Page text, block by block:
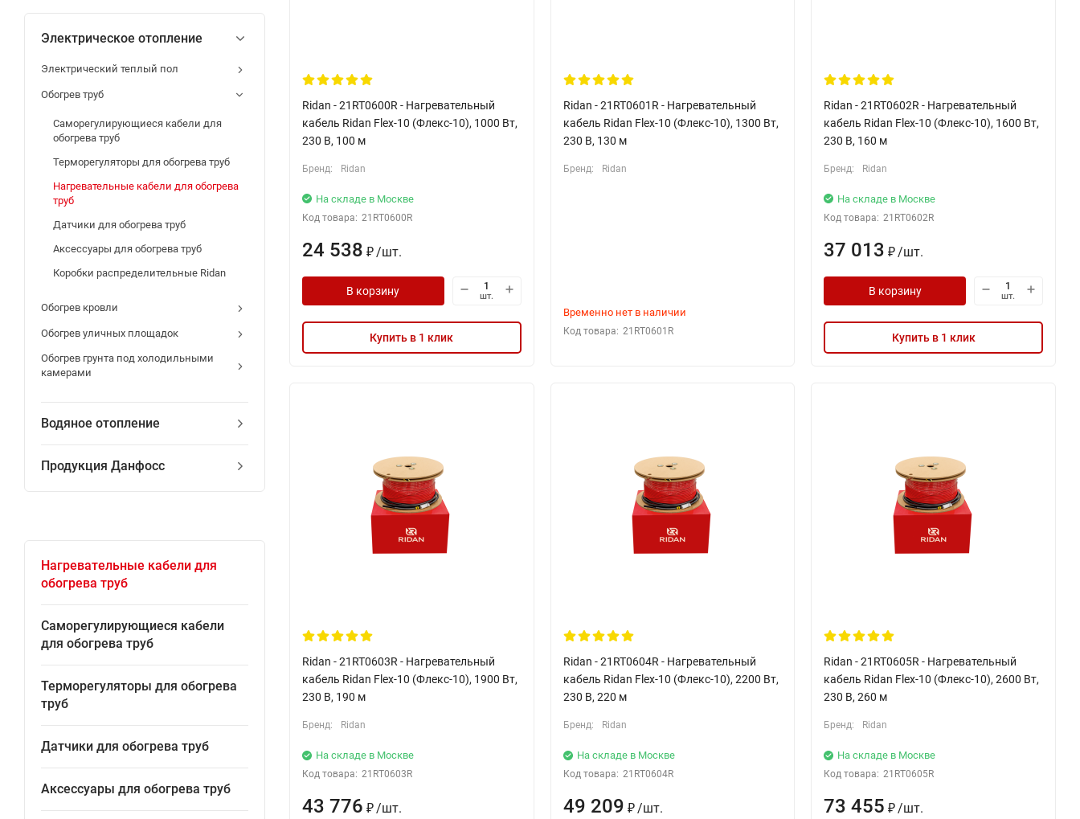
Электрическое отопление
Электрический теплый пол
Обогрев труб
Саморегулирующиеся кабели для
обогрева труб
Терморегуляторы для обогрева труб
Нагревательные кабели для обогрева
труб
Датчики для обогрева труб
Аксессуары для обогрева труб
Коробки распределительные Ridan
Обогрев кровли
Обогрев уличных площадок
Обогрев грунта под холодильными
камерами
Водяное отопление
Продукция Данфосс
Нагревательные кабели для
обогрева труб
Саморегулирующиеся кабели
для обогрева труб
Терморегуляторы для обогрева
труб
Датчики для обогрева труб
Аксессуары для обогрева труб
Ridan - 21RT0600R - Нагревательный
кабель Ridan Flex-10 (Флекс-10), 1000 Вт,
230 В, 100 м
Бренд: Ridan
На складе в Москве
Код товара: 21RT0600R
24 538 ₽ /шт.
В корзину шт.
Купить в 1 клик
Ridan - 21RT0601R - Нагревательный
кабель Ridan Flex-10 (Флекс-10), 1300 Вт,
230 В, 130 м
Бренд: Ridan
Временно нет в наличии
Код товара: 21RT0601R
Ridan - 21RT0602R - Нагревательный
кабель Ridan Flex-10 (Флекс-10), 1600 Вт,
230 В, 160 м
Бренд: Ridan
На складе в Москве
Код товара: 21RT0602R
37 013 ₽ /шт.
В корзину шт.
Купить в 1 клик
Ridan - 21RT0603R - Нагревательный
кабель Ridan Flex-10 (Флекс-10), 1900 Вт,
230 В, 190 м
Бренд: Ridan
На складе в Москве
Код товара: 21RT0603R
43 776 ₽ /шт.
Ridan - 21RT0604R - Нагревательный
кабель Ridan Flex-10 (Флекс-10), 2200 Вт,
230 В, 220 м
Бренд: Ridan
На складе в Москве
Код товара: 21RT0604R
49 209 ₽ /шт.
Ridan - 21RT0605R - Нагревательный
кабель Ridan Flex-10 (Флекс-10), 2600 Вт,
230 В, 260 м
Бренд: Ridan
На складе в Москве
Код товара: 21RT0605R
73 455 ₽ /шт.